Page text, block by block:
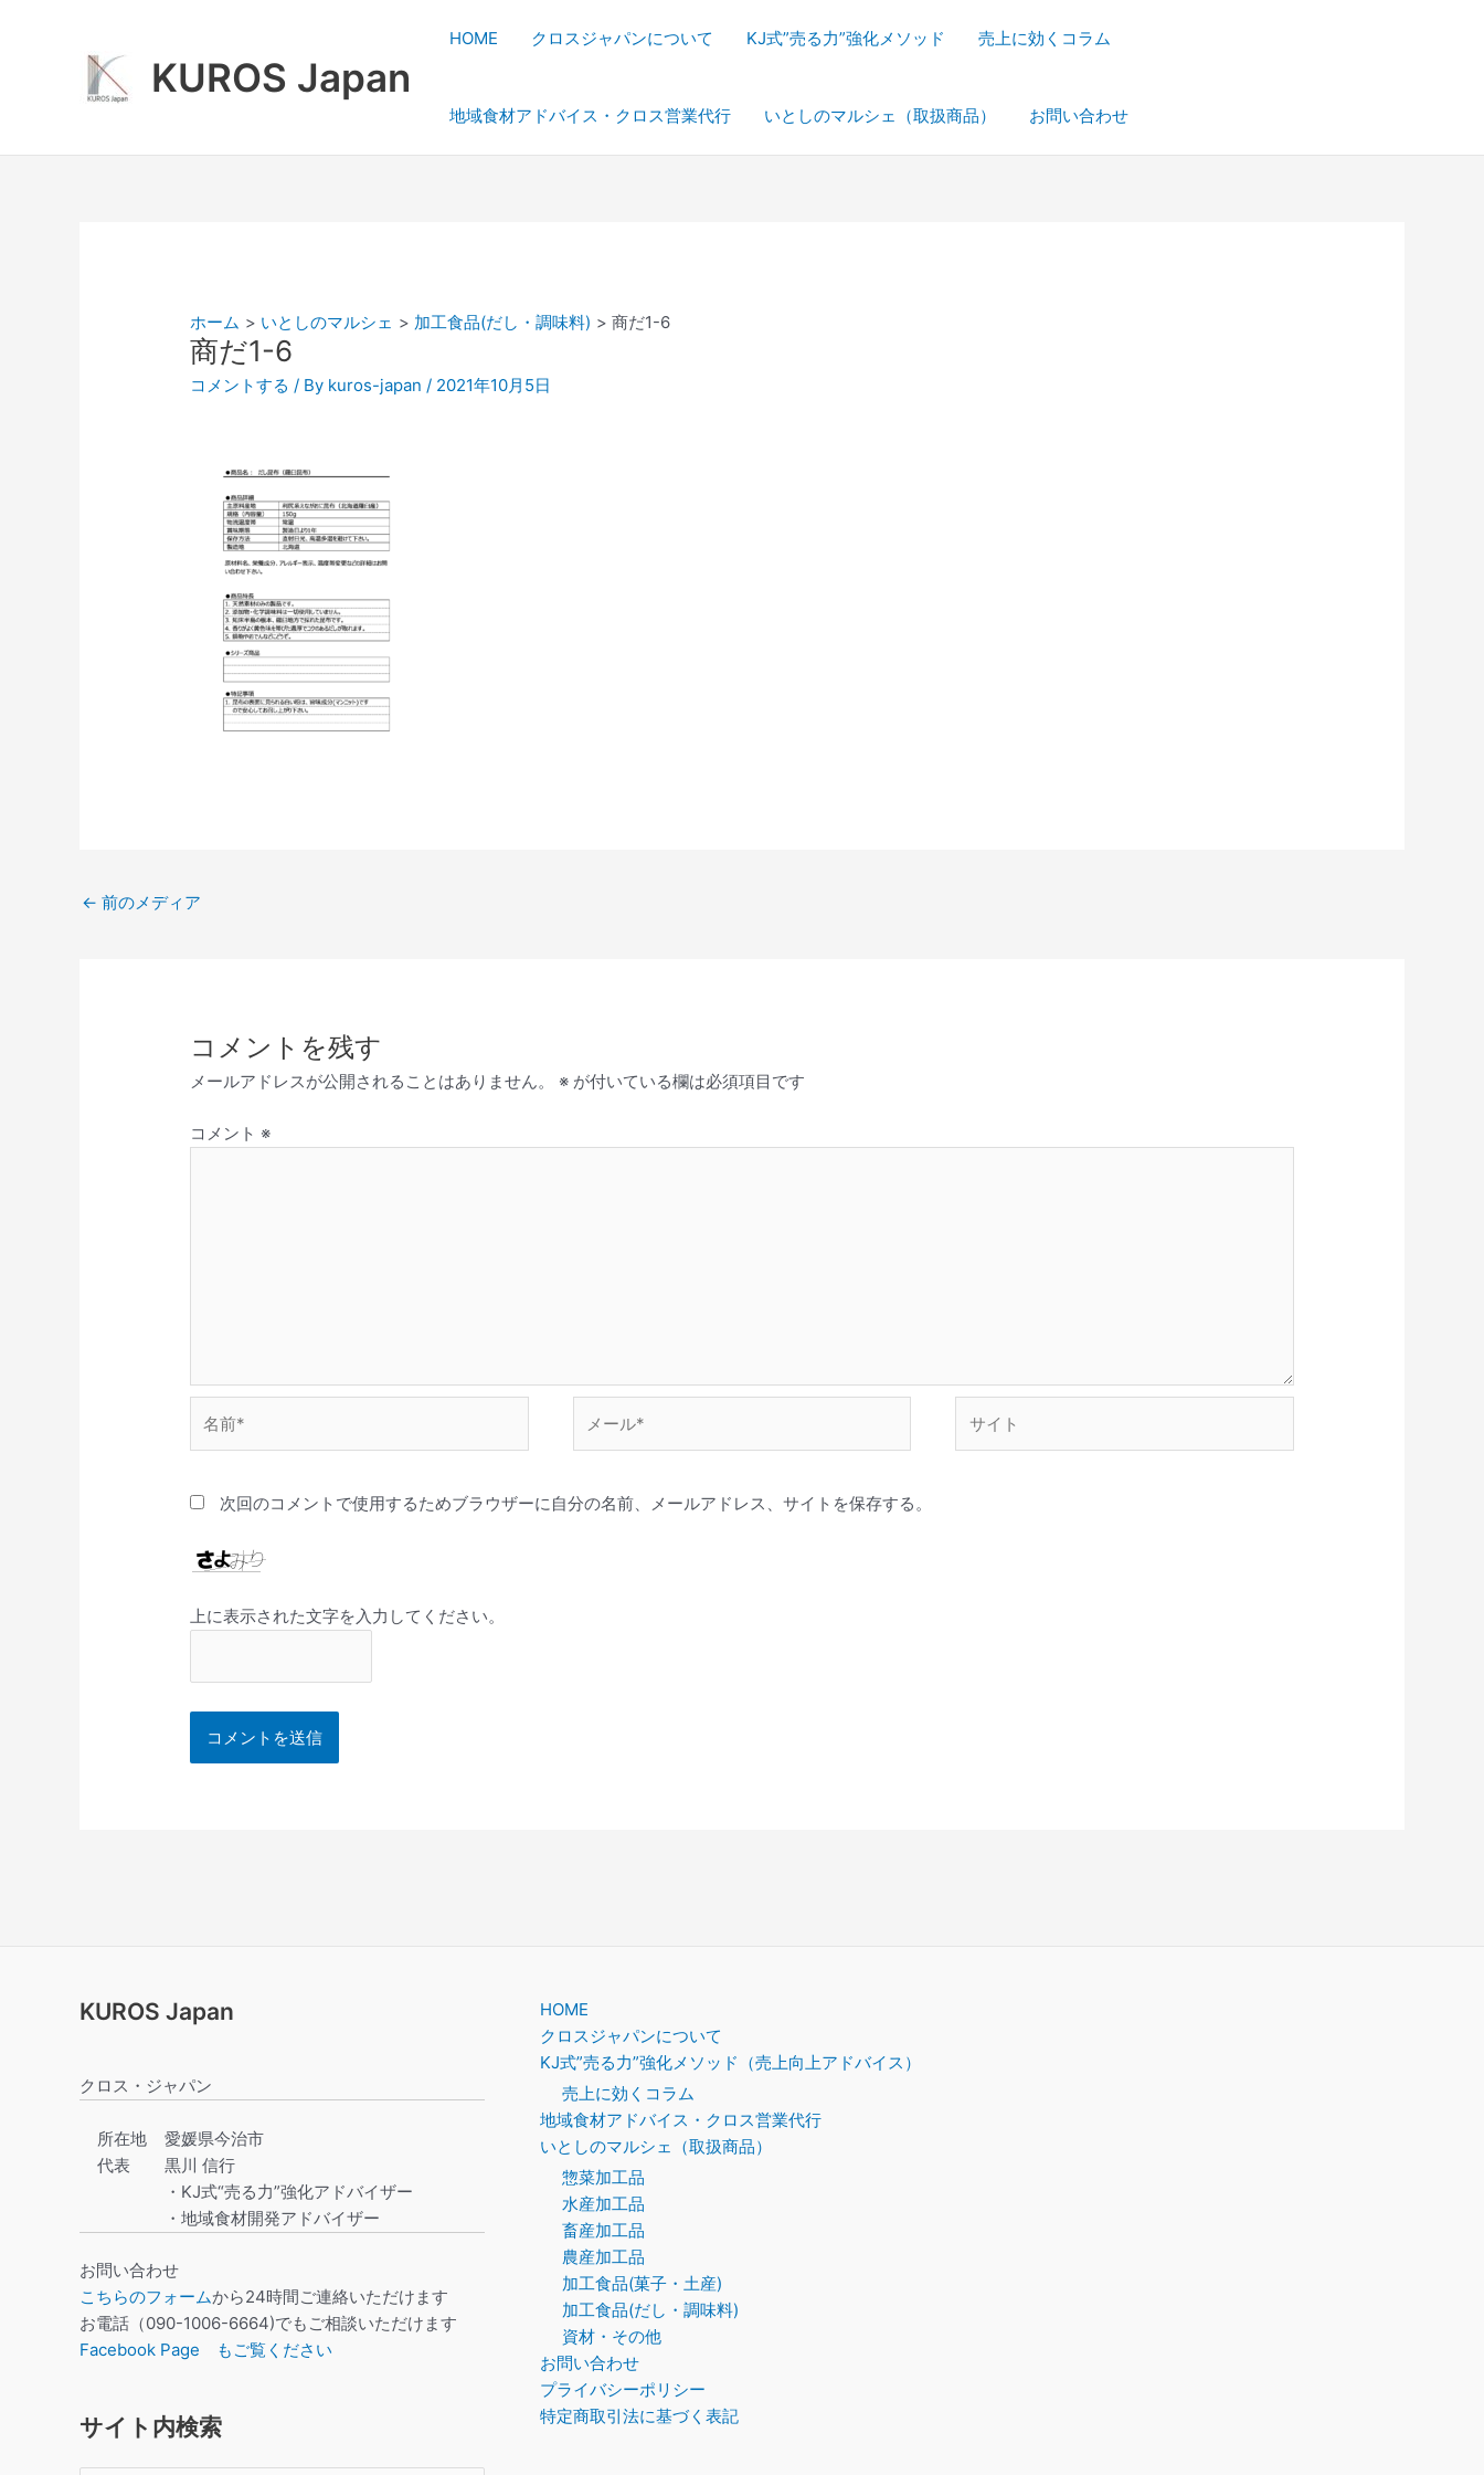
KUROS Japan
HOME クロスジャパンについて KJ式”売る力”強化メソッド 売上に効くコラム
地域食材アドバイス・クロス営業代行 いとしのマルシェ（取扱商品） お問い合わせ
ホーム いとしのマルシェ 加工食品(だし・調味料) 商だ1-6
商だ1-6
コメントする / By kuros-japan/ 2021年10月5日
← 前のメディア
コメントを残す
メールアドレスが公開されることはありません。 ※ が付いている欄は必須項目です
コメント ※
前
ー
次回のコメントで使用するためブラウザーに自分の名前、メールアドレス、サイトを保存する。
上に表示された文字を入力してください。
KUROS Japan
クロス・ジャパン
所在地
代表
愛媛県今治市
黒川 信行
・KJ式“売る力”強化アドバイザー
・地域食材開発アドバイザー
お問い合わせ
こちらのフォームから24時間ご連絡いただけます
お電話（090-1006-6664)でもご相談いただけます
Facebook Page もご覧ください
サイト内検索
HOME
クロスジャパンについて
KJ式”売る力”強化メソッド（売上向上アドバイス）
売上に効くコラム
地域食材アドバイス・クロス営業代行
いとしのマルシェ（取扱商品）
惣菜加工品
水産加工品
畜産加工品
農産加工品
加工食品(菓子・土産)
加工食品(だし・調味料)
資材・その他
お問い合わせ
プライバシーポリシー
特定商取引法に基づく表記